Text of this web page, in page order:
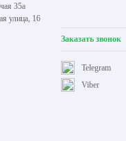
35а
улица, 16
Заказать звонок
Viber
Telegram